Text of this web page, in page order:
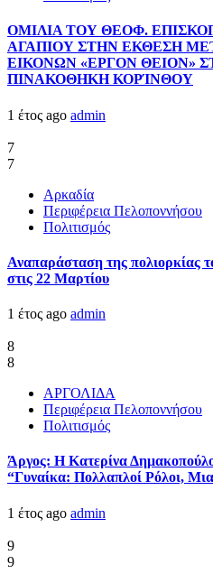
ΟΜΙΛΙΑ ΤΟΥ ΘΕΟΦ.
ΑΓΑΠΙΟΥ ΣΤΗΝ ΕΚΘΕΣΗ
ΕΙΚΟΝΩΝ «ΕΡΓΟΝ ΘΕΙΟΝ»
ΠΙΝΑΚΟΘΗΚΗ ΚΟΡΊΝΘΟΥ
1 έτος ago admin
7
7
Αρκαδία
Περιφέρεια Πελοποννήσου
Πολιτισμός
Αναπαράσταση της πολιορκίας
στις 22 Μαρτίου
1 έτος ago admin
8
8
ΑΡΓΟΛΙΔΑ
Περιφέρεια Πελοποννήσου
Πολιτισμός
Άργος: Η Κατερίνα
“Γυναίκα: Πολλαπλοί Ρόλοι,
1 έτος ago admin
9
9